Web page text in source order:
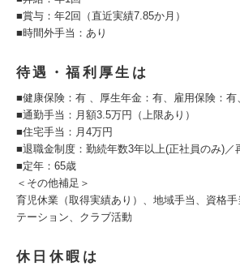
■賞与：年2回（直近実績7.85か月）
■時間外手当：あり
待遇・福利厚生は
■健康保険：有 、厚生年金：有、雇用保険：有
■通勤手当：月額3.5万円（上限あり）
■住宅手当：月4万円
■退職金制度：勤続年数3年以上(正社員のみ)／
■定年：65歳
＜その他補足＞
育児休業（取得実績あり）、地域手当、資格
テーション、クラブ活動
休日休暇は